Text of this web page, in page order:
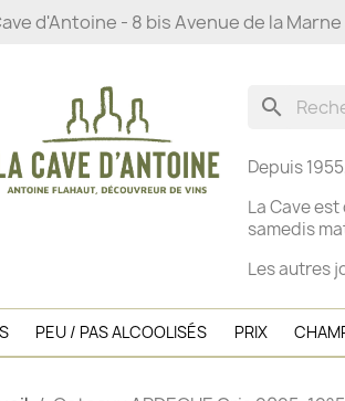
d'Antoine - 8 bis Avenue de la
search
Depuis
La Cave
samedis
Les autres
PEU / PAS ALCOOLISÉS PRIX